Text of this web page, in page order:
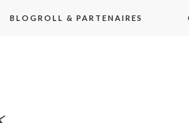
BLOGROLL & PARTENAIRES